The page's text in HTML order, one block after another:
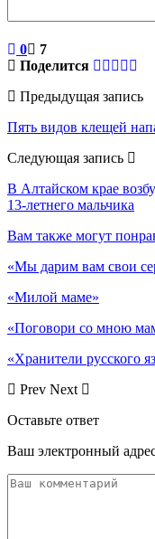
0
7
Поделится
Предыдущая запись
Пять видов клещей
Следующая запись
В Алтайском крае
13-летнего мальчика
Вам также могут
«Мы дарим вам свои
«Милой маме»
«Поговори со мною
«Хранители русского
Prev Next
Оставьте ответ
Ваш электронный